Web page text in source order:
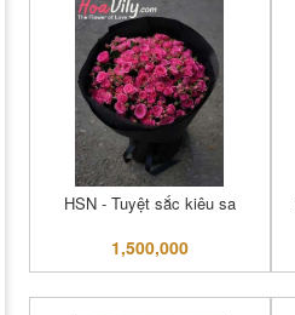
HSN - Tuyệt sắc kiêu sa
1,500,000